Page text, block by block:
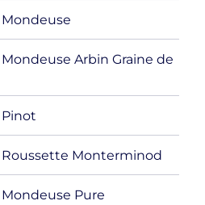
Mondeuse
Arbin Graine de
Pinot
Roussette Monterminod
Mondeuse Pure